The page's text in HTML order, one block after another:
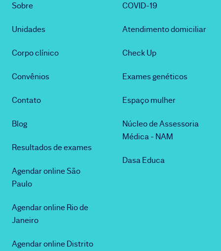
Sobre
Unidades
Corpo clínico
Convênios
Contato
Blog
Resultados de exames
Agendar online São
Paulo
Agendar online Rio de
Janeiro
Agendar online Distrito
COVID-19
Atendimento domiciliar
Check Up
Exames genéticos
Espaço mulher
Núcleo de Assessoria
Médica - NAM
Dasa Educa